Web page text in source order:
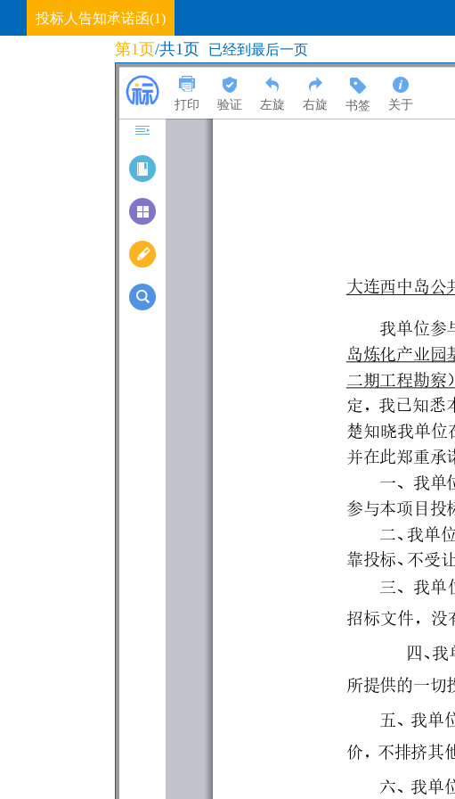
投标人告知承诺函(1)
第1页/共1页 已经到最后一页